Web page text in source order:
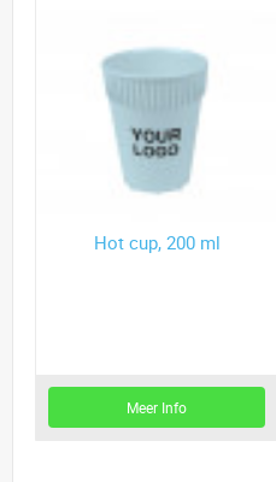
Hot cup, 200 ml
Meer Info